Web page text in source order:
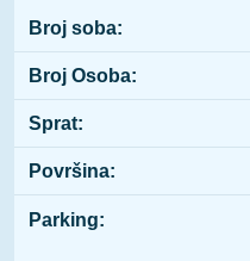
Broj soba:
Broj Osoba:
Sprat:
Površina:
Parking: